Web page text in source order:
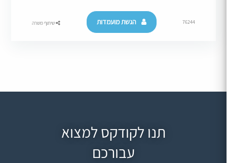
76244 הגשת מועמדות שיתוף משרה
תנו לקודקס למצוא
עבורכם